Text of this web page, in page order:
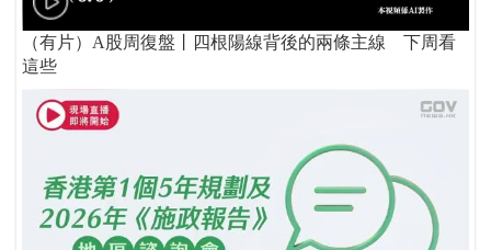
（有片）A股周復盤丨四根陽線背後的兩條主線 下周看
這些